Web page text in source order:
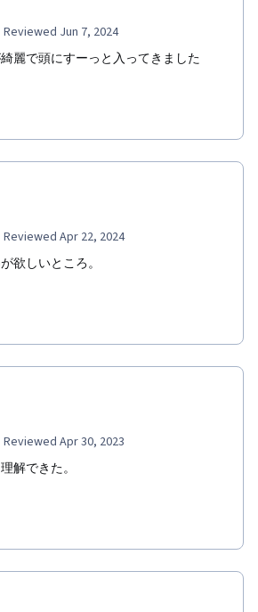
Reviewed Jun 7, 2024
麗で頭にすーっと入ってきました
Reviewed Apr 22, 2024
欲しいところ。
Reviewed Apr 30, 2023
解できた。